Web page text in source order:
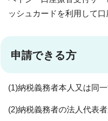
ッシュカードを利用して
申請できる方
(1)納税義務者本人又は同
(2)納税義務者の法人代表